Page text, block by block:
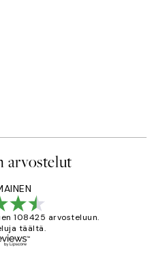
arvostelut
108425 arvosteluun.
täältä.